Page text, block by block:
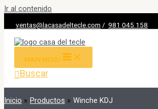
Ir al contenido
ventas@lacasadeltecle.com / 981 045 158
MAIN MENU
Buscar
Inicio Productos Winche KDJ